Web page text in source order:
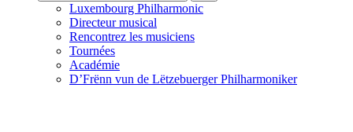
Luxembourg Philharmonic
Directeur musical
Rencontrez les musiciens
Tournées
Académie
D’Frënn vun de Lëtzebuerger Philharmoniker